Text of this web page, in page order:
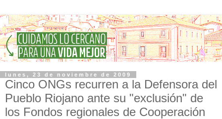
lunes, 23 de noviembre de 2009
Cinco ONGs recurren a la Defensora del
Pueblo Riojano ante su "exclusión" de
los Fondos regionales de Cooperación